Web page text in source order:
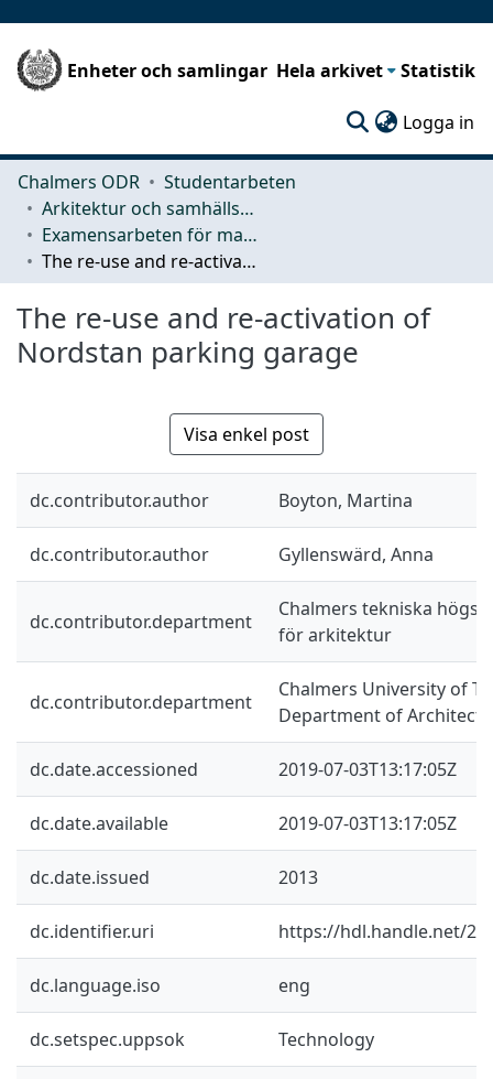
Enheter och samlingar Hela arkivet Statistik
Logga in
Chalmers ODR
Studentarbeten
Arkitektur och samhällsbyggnadsteknik (ACE)
Examensarbeten för masterexamen
The re-use and re-activation of Nordstan parking garage
The re-use and re-activation of
Nordstan parking garage
Visa enkel post
dc.contributor.author Boyton, Martina
dc.contributor.author Gyllenswärd, Anna
dc.contributor.department
Chalmers tekniska
för arkitektur
dc.contributor.department
Chalmers University of
Department of
dc.date.accessioned 2019-07-03T13:17:05Z
dc.date.available 2019-07-03T13:17:05Z
dc.date.issued 2013
dc.identifier.uri https://hdl.handle.net/
dc.language.iso eng
dc.setspec.uppsok Technology